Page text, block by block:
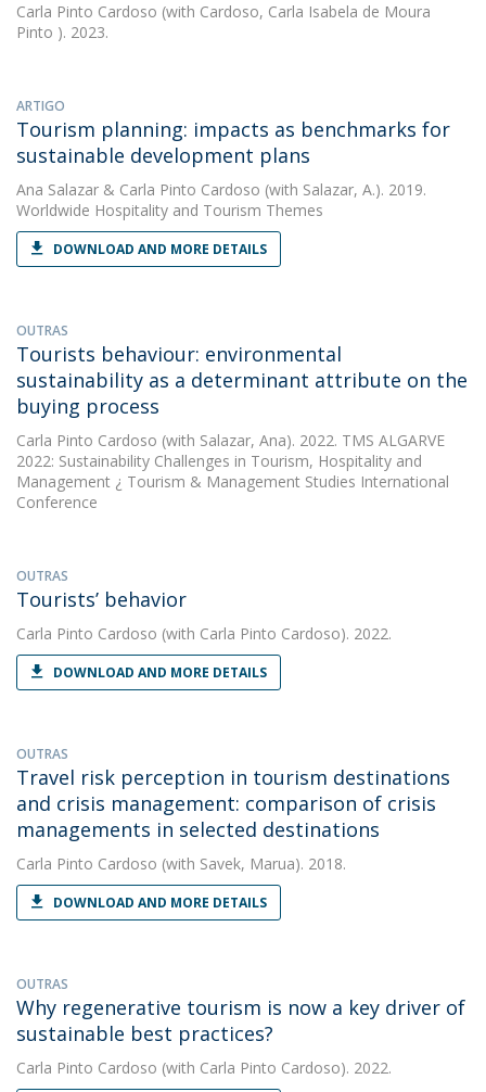
Carla Pinto Cardoso (with Cardoso, Carla Isabela de Moura
Pinto ). 2023.
ARTIGO
Tourism planning: impacts as benchmarks for
sustainable development plans
Ana Salazar & Carla Pinto Cardoso (with Salazar, A.). 2019.
Worldwide Hospitality and Tourism Themes
DOWNLOAD AND MORE DETAILS
OUTRAS
Tourists behaviour: environmental
sustainability as a determinant attribute on the
buying process
Carla Pinto Cardoso (with Salazar, Ana). 2022. TMS ALGARVE
2022: Sustainability Challenges in Tourism, Hospitality and
Management ¿ Tourism & Management Studies International
Conference
OUTRAS
Tourists’ behavior
Carla Pinto Cardoso (with Carla Pinto Cardoso). 2022.
DOWNLOAD AND MORE DETAILS
OUTRAS
Travel risk perception in tourism destinations
and crisis management: comparison of crisis
managements in selected destinations
Carla Pinto Cardoso (with Savek, Marua). 2018.
DOWNLOAD AND MORE DETAILS
OUTRAS
Why regenerative tourism is now a key driver of
sustainable best practices?
Carla Pinto Cardoso (with Carla Pinto Cardoso). 2022.